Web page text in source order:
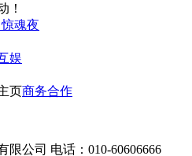
！
魂夜
娱
页商务合作
公司 电话：010-60606666